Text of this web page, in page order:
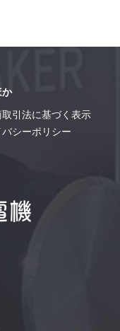
か
引法に基づく表示
バシーポリシー